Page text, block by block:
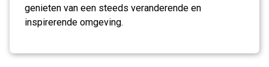
genieten van een steeds veranderende en
inspirerende omgeving.